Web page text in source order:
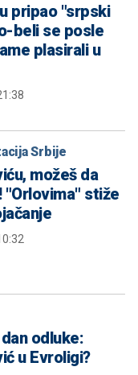
pripao "srpski
beli se posle
plasirali u
Srbije
možeš da
"Orlovima" stiže
odluke:
u Evroligi?